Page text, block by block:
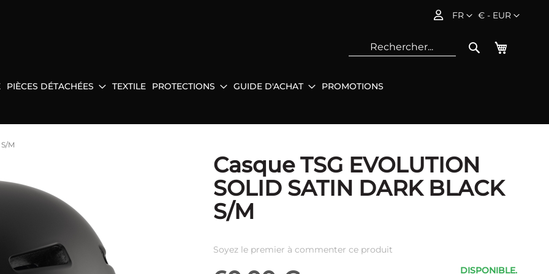
Devise
€ - EUR
Langue
FR
Mon
Rechercher
PIÈCES DÉTACHÉES TEXTILE PROTECTIONS GUIDE D'ACHAT PROMOTIONS
M
Casque TSG EVOLUTION
SOLID SATIN DARK BLACK
S/M
Soyez le premier à commenter ce produit
DISPONIBLE.